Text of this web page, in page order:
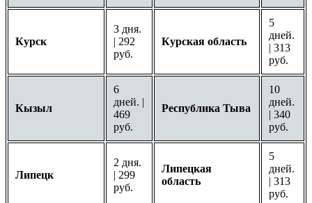
Курск
3 дня.
| 292
руб.
Курская область
5
дней.
| 313
руб.
Кызыл
6
дней. |
469
руб.
Республика Тыва
10
дней.
| 340
руб.
Липецк
2 дня.
| 299
руб.
Липецкая
область
5
дней.
| 313
руб.